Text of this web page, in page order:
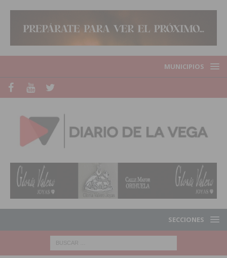
MUNICIPIOS
SECCIONES